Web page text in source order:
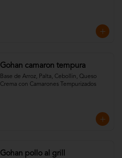
Gohan camaron tempura
Base de Arroz, Palta, Cebollin, Queso
Crema con Camarones Tempurizados
Gohan pollo al grill